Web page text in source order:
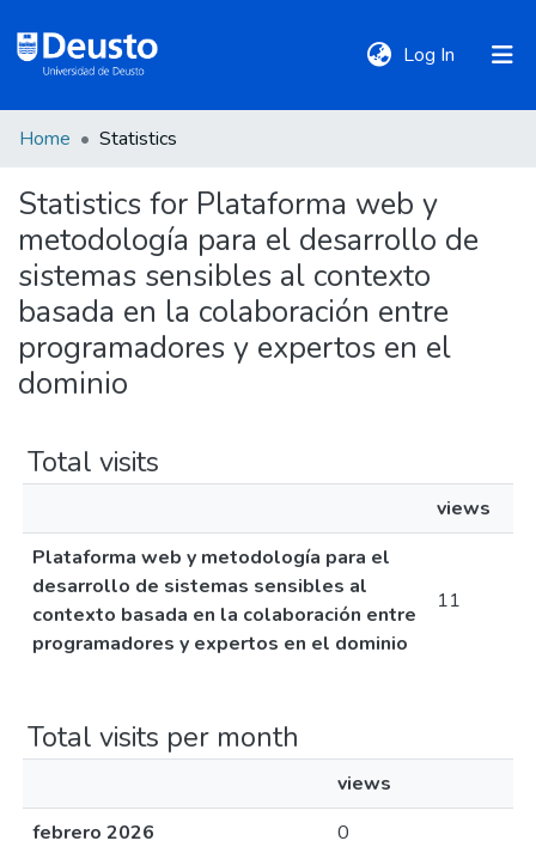
Log In (current)
Communities
&
Collections
All of DSpace
Policies
Home Statistics
Statistics for Plataforma web y
metodología para el desarrollo de
sistemas sensibles al contexto
basada en la colaboración entre
programadores y expertos en el
dominio
Total visits
views
Plataforma web y metodología para el
desarrollo de sistemas sensibles al
contexto basada en la colaboración entre
programadores y expertos en el dominio
11
Total visits per month
views
febrero 2026
0